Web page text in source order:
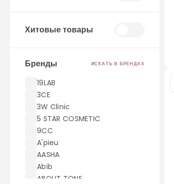
Хитовые товары
Бренды ИСКАТЬ В БРЕНДАХ
19LAB
3CE
3W Clinic
5 STAR COSMETIC
9CC
A'pieu
AASHA
Abib
ABOUT TONE